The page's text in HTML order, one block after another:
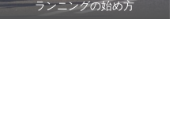
ランニングの始め方